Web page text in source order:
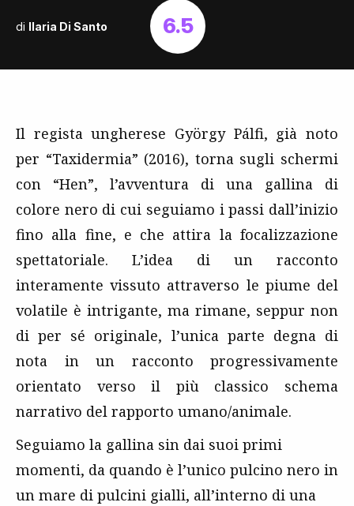
di Ilaria Di Santo 6.5
Il regista ungherese György Pálfi, già noto
per “Taxidermia” (2016), torna sugli schermi
con “Hen”, l’avventura di una gallina di
colore nero di cui seguiamo i passi dall’inizio
fino alla fine, e che attira la focalizzazione
spettatoriale. L’idea di un racconto
interamente vissuto attraverso le piume del
volatile è intrigante, ma rimane, seppur non
di per sé originale, l’unica parte degna di
nota in un racconto progressivamente
orientato verso il più classico schema
narrativo del rapporto umano/animale.
Seguiamo la gallina sin dai suoi primi
momenti, da quando è l’unico pulcino nero in
un mare di pulcini gialli, all’interno di una